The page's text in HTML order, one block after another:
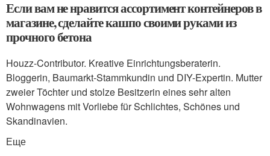
Если вам не нравится ассортимент контейнеров в
магазине, сделайте кашпо своими руками из
прочного бетона
Houzz-Contributor. Kreative Einrichtungsberaterin.
Bloggerin, Baumarkt-Stammkundin und DIY-Expertin. Mutter
zweier Töchter und stolze Besitzerin eines sehr alten
Wohnwagens mit Vorliebe für Schlichtes, Schönes und
Skandinavien.
Еще